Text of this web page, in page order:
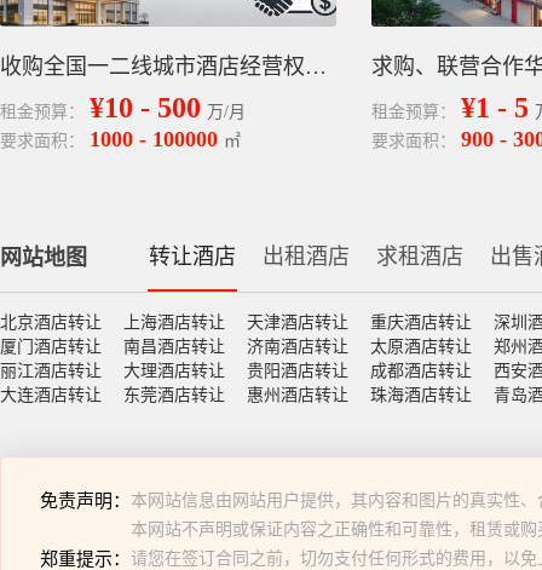
收购全国一二线城市酒店经营权丨要求年收入千万以上，利润300万以上
租金预算： ¥10 - 500 万/月
要求面积：
1000 - 100000 ㎡
租金预算： ¥1 - 5
要求面积：
900 -
网站地图 转让酒店 出租酒店 求租酒店 出售
北京酒店转让 上海酒店转让 天津酒店转让 重庆酒店转让
深圳
厦门酒店转让
南昌酒店转让 济南酒店转让 太原酒店转让
郑州
丽江酒店转让
大理酒店转让 贵阳酒店转让 成都酒店转让
西安
大连酒店转让
东莞酒店转让 惠州酒店转让 珠海酒店转让 青岛
免责声明： 本网站信息由网站用户提供，其内容和图片的真实性
本网站不声明或保证内容之正确性和可靠性，租赁或
郑重提示： 请您在签订合同之前，切勿支付任何形式的费用，以免